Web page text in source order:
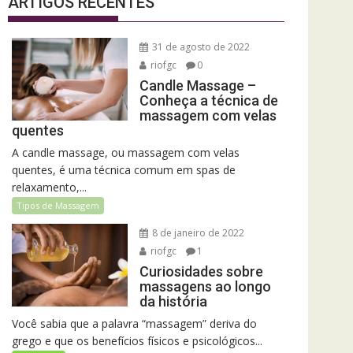
Dores
31 de agosto de 2022
riofgc
0
Candle Massage –
Conheça a técnica de
massagem com velas
quentes
A candle massage, ou massagem com velas
quentes, é uma técnica comum em spas de
relaxamento,...
Tipos de Massagem
8 de janeiro de 2022
riofgc
1
Curiosidades sobre
massagens ao longo
da história
Você sabia que a palavra “massagem” deriva do
grego e que os benefícios físicos e psicológicos...